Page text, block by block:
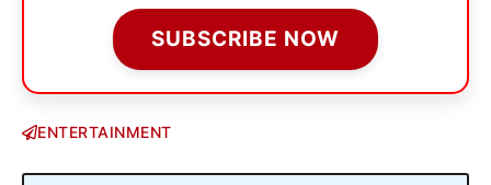
SUBSCRIBE NOW
ENTERTAINMENT